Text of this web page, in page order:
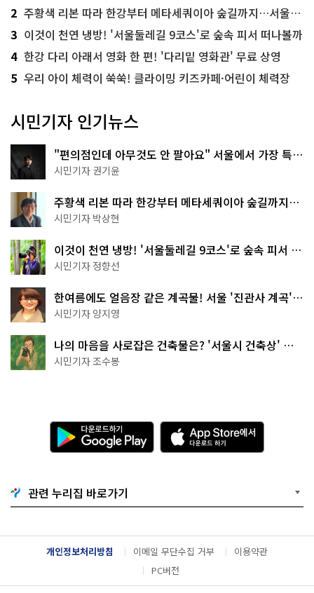
2 주황색 리본 따라 한강부터 메타세쿼이아 숲길까지…서울둘레길 15코스
3 이것이 천연 냉방! '서울둘레길 9코스'로 숲속 피서 떠나볼까
4 한강 다리 아래서 영화 한 편! '다리밑 영화관' 무료 상영
5 우리 아이 체력이 쑥쑥! 클라이밍 키즈카페·어린이 체력장
시민기자 인기뉴스
"편의점인데 아무것도 안 팔아요" 서울에서 가장 특별
한 편의점의 정체
시민기자 권기윤
주황색 리본 따라 한강부터 메타세쿼이아 숲길까지…
서울둘레길 15코스
시민기자 박상현
이것이 천연 냉방! '서울둘레길 9코스'로 숲속 피서 떠
나볼까
시민기자 정향선
한여름에도 얼음장 같은 계곡물! 서울 '진관사 계곡'이
천국이네~
시민기자 양지영
나의 마음을 사로잡은 건축물은? '서울시 건축상' 수
상작 공개!
시민기자 조수봉
다
운
로
기
G
o
g
l
e
A
p
p
e
서
다
운
관련 누리집 바로가기
개인정보처리방침 이메일 무단수집 거부
이용약관
PC버전